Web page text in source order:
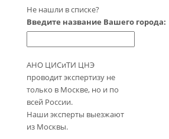
Не нашли в списке?
Введите название Вашего города:
АНО ЦИСиТИ ЦНЭ
проводит экспертизу не
только в Москве, но и по
всей России.
Наши эксперты выезжают
из Москвы.